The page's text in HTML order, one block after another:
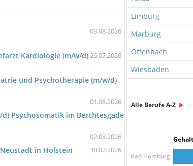
Limburg
Marburg
Offenbach
Wiesbaden
Alle Berufe A-Z
Bad Homburg
03.08.2026
Kardiologie (m/w/d)26.07.2026
und Psychotherapie (m/w/d)
01.08.2026
Psychosomatik im Berchtesgadener Land
02.08.2026
in Holstein 30.07.2026